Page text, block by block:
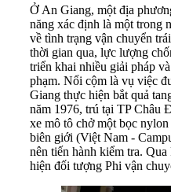
Ở An Giang, một địa
năng xác định là một trong
về tình trạng vận chuyển
thời gian qua, lực lượng
triển khai nhiều giải pháp
phạm. Nổi cộm là vụ việc
Giang thực hiện bắt quả
năm 1976, trú tại TP Châu
xe mô tô chở một bọc
biên giới (Việt Nam -
nên tiến hành kiểm tra.
hiện đối tượng Phi vận